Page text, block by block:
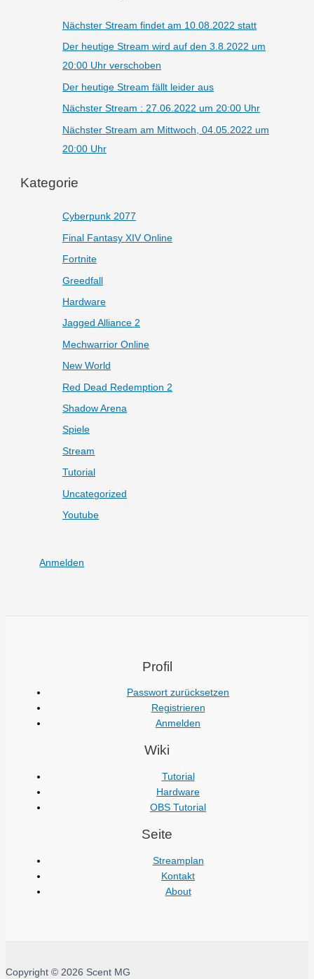
Nächster Stream findet am 10.08.2022 statt
Der heutige Stream wird auf den 3.8.2022 um
20:00 Uhr verschoben
Der heutige Stream fällt leider aus
Nächster Stream : 27.06.2022 um 20:00 Uhr
Nächster Stream am Mittwoch, 04.05.2022 um
20:00 Uhr
Kategorie
Cyberpunk 2077
Final Fantasy XIV Online
Fortnite
Greedfall
Hardware
Jagged Alliance 2
Mechwarrior Online
New World
Red Dead Redemption 2
Shadow Arena
Spiele
Stream
Tutorial
Uncategorized
Youtube
Anmelden
Profil
Passwort zurücksetzen
Registrieren
Anmelden
Wiki
Tutorial
Hardware
OBS Tutorial
Seite
Streamplan
Kontakt
About
Copyright © 2026 Scent MG